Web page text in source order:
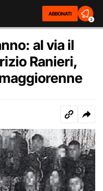
ABBONATI
2
al via il
Ranieri,